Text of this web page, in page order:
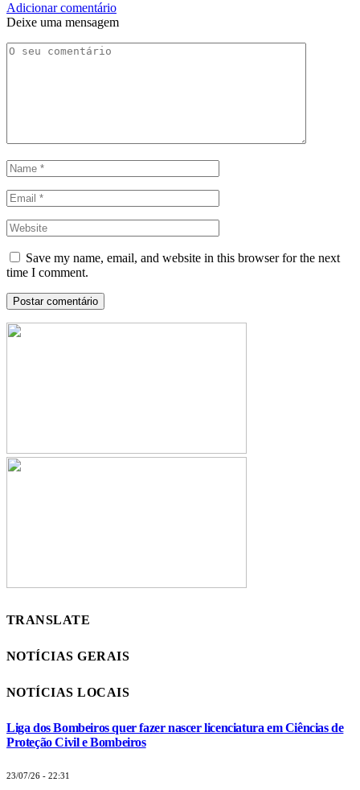
Adicionar comentário
Deixe uma mensagem
Save my name, email, and website in this browser for the next
time I comment.
TRANSLATE
NOTÍCIAS GERAIS
NOTÍCIAS LOCAIS
Liga dos Bombeiros quer fazer nascer licenciatura em Ciências de
Proteção Civil e Bombeiros
23/07/26 - 22:31